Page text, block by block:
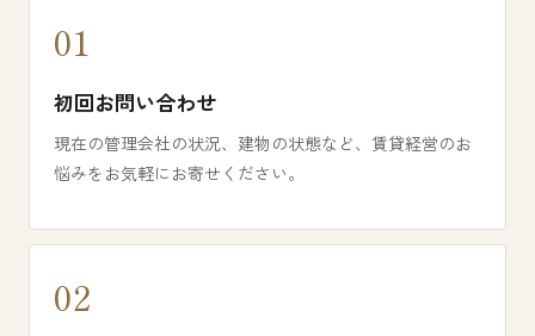
初回お問い合わせ
現在の管理会社の状況、建物の状態など、賃貸経営のお
悩みをお気軽にお寄せください。